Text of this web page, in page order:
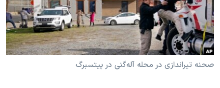
فرهنگ و زندگی
حقوق شهروندی
اقتصادی
علم و فناوری
مستندها
انتخابات ریاست جمهوری آمریکا ۲۰۲۴
حمله جمهوری اسلامی به اسرائیل
رمز مهسا
دنبال کنید
صحنه تیراندازی در محله آله‌گنی در پیتسبرگ